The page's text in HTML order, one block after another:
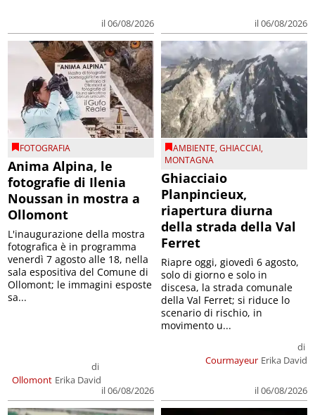
il 06/08/2026 il 06/08/2026
FOTOGRAFIA
Anima Alpina, le
fotografie di Ilenia
Noussan in mostra a
Ollomont
Ollomont
di
Erika David
il 06/08/2026
L'inaugurazione della mostra
fotografica è in programma
venerdì 7 agosto alle 18, nella
sala espositiva del Comune di
Ollomont; le immagini esposte
sa...
AMBIENTE,GHIACCIAI,
MONTAGNA
Ghiacciaio
Planpincieux,
riapertura diurna
della strada della Val
Ferret
Courmayeur
di
Erika David
il 06/08/2026
Riapre oggi, giovedì 6 agosto,
solo di giorno e solo in
discesa, la strada comunale
della Val Ferret; si riduce lo
scenario di rischio, in
movimento u...